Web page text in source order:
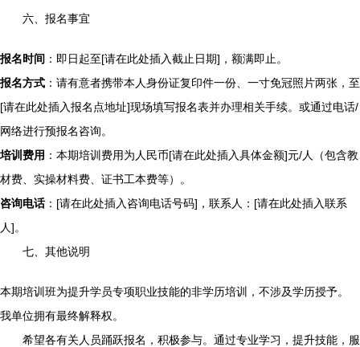
六、报名事宜
报名时间 ：即日起至[请在此处插入截止日期]，额满即止。
报名方式 ：请有意者携带本人身份证复印件一份、一寸免冠照片两张，至
[请在此处插入报名点地址]现场填写报名表并办理相关手续。或通过电话/
网络进行预报名咨询。
培训费用 ：本期培训费用为人民币[请在此处插入具体金额]元/人（包含教
材费、实操材料费、证书工本费等）。
咨询电话：[请在此处插入咨询电话号码]，联系人：[请在此处插入联系
人]。
七、其他说明
本期培训班为提升学员专项职业技能的非学历培训，不涉及学历授予。
我单位拥有最终解释权。
希望各有关人员踊跃报名，积极参与。通过专业学习，提升技能，服